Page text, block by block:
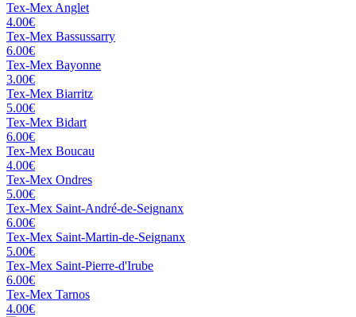
Tex-Mex Anglet
4.00€
Tex-Mex Bassussarry
6.00€
Tex-Mex Bayonne
3.00€
Tex-Mex Biarritz
5.00€
Tex-Mex Bidart
6.00€
Tex-Mex Boucau
4.00€
Tex-Mex Ondres
5.00€
Tex-Mex Saint-André-de-Seignanx
6.00€
Tex-Mex Saint-Martin-de-Seignanx
5.00€
Tex-Mex Saint-Pierre-d'Irube
6.00€
Tex-Mex Tarnos
4.00€